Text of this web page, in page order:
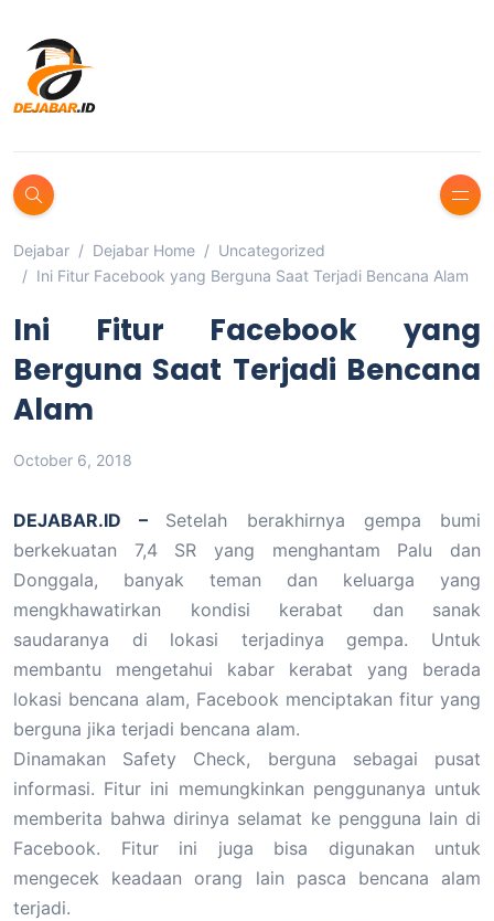
Dejabar Dejabar Home
Uncategorized
Ini Fitur Facebook yang Berguna Saat Terjadi Bencana Alam
Ini Fitur Facebook yang
Berguna Saat Terjadi Bencana
Alam
October 6, 2018
DEJABAR.ID – Setelah berakhirnya gempa bumi
berkekuatan 7,4 SR yang menghantam Palu dan
Donggala, banyak teman dan keluarga yang
mengkhawatirkan kondisi kerabat dan sanak
saudaranya di lokasi terjadinya gempa. Untuk
membantu mengetahui kabar kerabat yang berada
lokasi bencana alam, Facebook menciptakan fitur yang
berguna jika terjadi bencana alam.
Dinamakan Safety Check, berguna sebagai pusat
informasi. Fitur ini memungkinkan penggunanya untuk
memberita bahwa dirinya selamat ke pengguna lain di
Facebook. Fitur ini juga bisa digunakan untuk
mengecek keadaan orang lain pasca bencana alam
terjadi.